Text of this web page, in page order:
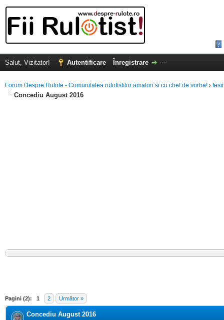
Salut, Vizitator! Autentificare Înregistrare —
Forum Despre Rulote - Comunitatea rulotistilor amatori si cu chef de vorba! ›
Concediu August 2016
Pagini (2): 1 2 Următor »
Concediu August 2016